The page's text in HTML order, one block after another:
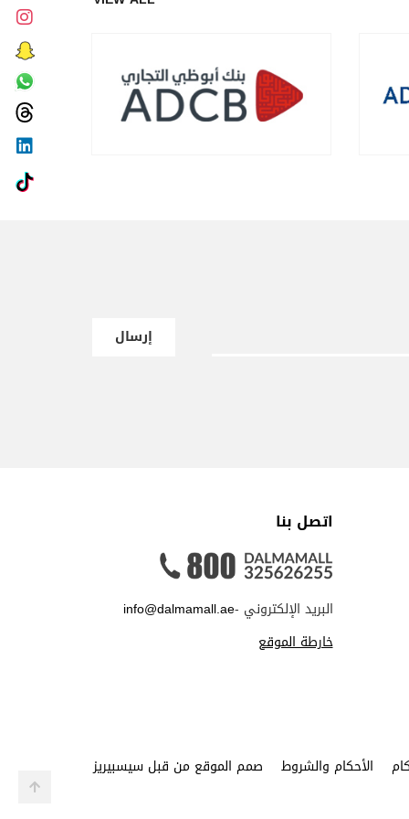
إرسال
اتصل بنا
البريد الإلكتروني -info@dalmamall.ae
خارطة الموقع
الأحكام والشروط صمم الموقع من قبل سيسبيريز